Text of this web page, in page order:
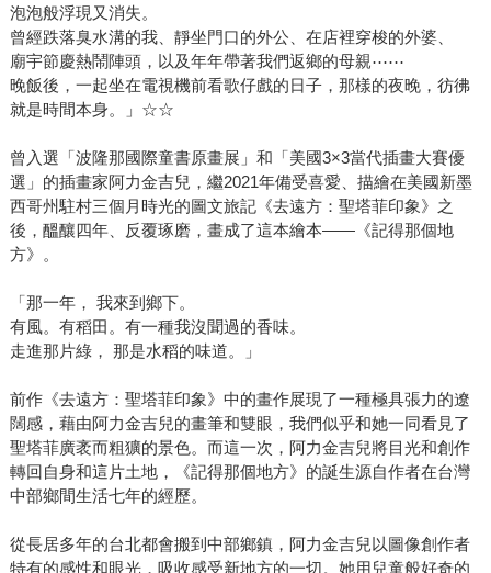
泡泡般浮現又消失。
曾經跌落臭水溝的我、靜坐門口的外公、在店裡穿梭的外婆、
廟宇節慶熱鬧陣頭，以及年年帶著我們返鄉的母親⋯⋯
晚飯後，一起坐在電視機前看歌仔戲的日子，那樣的夜晚，彷彿
就是時間本身。」☆☆
曾入選「波隆那國際童書原畫展」和「美國3×3當代插畫大賽優
選」的插畫家阿力金吉兒，繼2021年備受喜愛、描繪在美國新墨
西哥州駐村三個月時光的圖文旅記《去遠方：聖塔菲印象》之
後，醞釀四年、反覆琢磨，畫成了這本繪本——《記得那個地
方》。
「那一年， 我來到鄉下。
有風。有稻田。有一種我沒聞過的香味。
走進那片綠， 那是水稻的味道。」
前作《去遠方：聖塔菲印象》中的畫作展現了一種極具張力的遼
闊感，藉由阿力金吉兒的畫筆和雙眼，我們似乎和她一同看見了
聖塔菲廣袤而粗獷的景色。而這一次，阿力金吉兒將目光和創作
轉回自身和這片土地，《記得那個地方》的誕生源自作者在台灣
中部鄉間生活七年的經歷。
從長居多年的台北都會搬到中部鄉鎮，阿力金吉兒以圖像創作者
特有的感性和眼光，吸收感受新地方的一切。她用兒童般好奇的